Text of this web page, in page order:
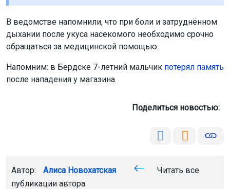
В ведомстве напомнили, что при боли и затруднённом
дыхании после укуса насекомого необходимо срочно
обращаться за медицинской помощью.
Напомним: в Бердске 7-летний мальчик потерял память
после нападения у магазина.
Поделиться новостью:
Автор: Алиса Новохатская
Читать все
публикации автора